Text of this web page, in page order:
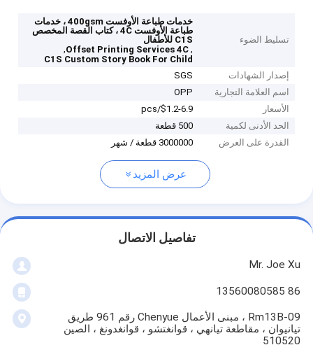
تسليط الضوء
خدمات طباعة الأوفست 400gsm ، خدمات
طباعة الأوفست 4C ، كتاب القصة المخصص
C1S للأطفال
,
Offset Printing Services 4C
,
C1S Custom Story Book For Child
إصدار الشهادات
SGS
اسم العلامة التجارية
OPP
الأسعار
$1.2-6.9/pcs
الحد الأدنى لكمية
500 قطعة
القدرة على العرض
3000000 قطعة / شهر
عرض المزيد
تفاصيل الاتصال
Mr. Joe Xu
86 13560080585
Rm13B-09 ، مبنى الأعمال Chenyue رقم 961 طريق
تيانيوان ، مقاطعة تيانهي ، قوانغتشو ، قوانغدونغ ، الصين
510520